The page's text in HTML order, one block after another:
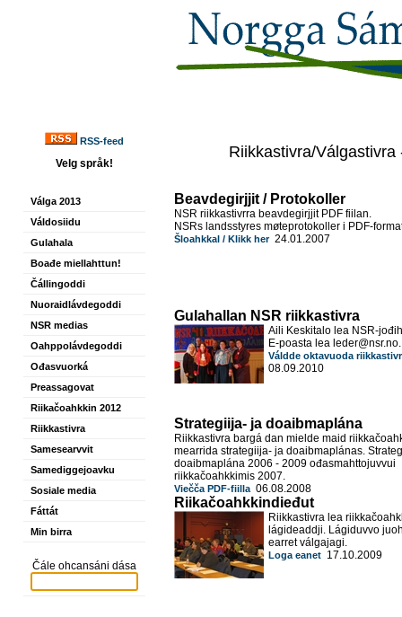
RSS-feed
Velg språk!
Válga 2013
Váldosiidu
Gulahala
Boađe miellahttun!
Čállingoddi
Nuoraidlávdegoddi
NSR medias
Oahppolávdegoddi
Ođasvuorká
Preassagovat
Riikačoahkkin 2012
Riikkastivra
Samesearvvit
Samediggejoavku
Sosiale media
Fáttát
Min birra
Čále ohcansáni dása
Riikkastivra/
Beavdegirjjit / Protokoller
NSR riikkastivrra beavdegirjjit PDF fiilan.
NSRs landsstyres møteprotokoller i PDF-
Šloahkkal / Klikk her24.01.2007
Gulahallan NSR riikkastivra
Aili Keskitalo lea NSR-
E-poasta lea leder@nsr.no.
Váldde oktavuoda
08.09.2010
Strategiija- ja doaibmaplána
Riikkastivra bargá dan mielde maid
mearrida strategiija- ja doaibmaplánas.
doaibmaplána 2006 - 2009 ođasmahttojuvvui
riikkačoahkkimis 2007.
Viečča PDF-fiilla06.08.2008
Riikačoahkkindieđut
Riikkastivra lea
lágideaddji. Lágiduvvo
earret válgajagi.
Loga eanet 17.10.2009